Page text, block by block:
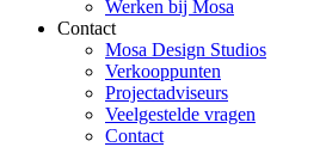
Werken bij Mosa
Contact
Mosa Design Studios
Verkooppunten
Projectadviseurs
Veelgestelde vragen
Contact